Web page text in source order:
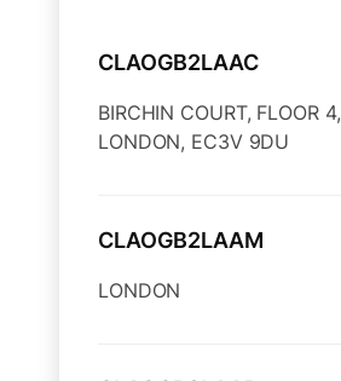
CLAOGB2LAAC
BIRCHIN COURT, FLOOR 4,
LONDON, EC3V 9DU
CLAOGB2LAAM
LONDON